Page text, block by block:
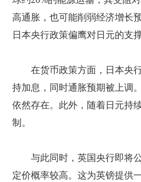
高通胀，也可能削弱经济增长
日本央行政策偏鹰对日元的支
在货币政策方面，日本央行
持加息，同时通胀预期被上调
依然存在。此外，随着日元持
制。
与此同时，英国央行即将公
定价概率较高。这为英镑提供